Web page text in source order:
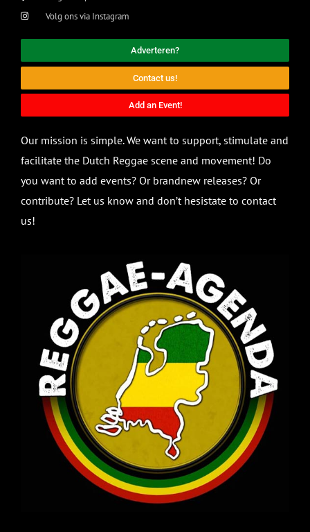
Volg ons via Instagram
Adverteren?
Contact us!
Add an Event!
Our mission is simple. We want to support, stimulate and
facilitate the Dutch Reggae scene and movement! Do
you want to add events? Or brandnew releases? Or
contribute? Let us know and don’t hesistate to contact
us!